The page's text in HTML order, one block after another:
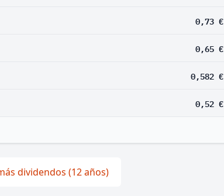
0,73 €
0,65 €
0,582 €
0,52 €
dividendos (12 años)